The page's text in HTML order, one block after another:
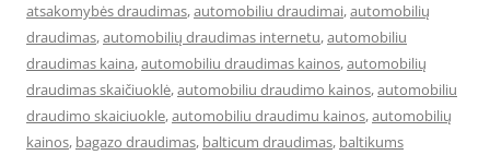
atsakomybės draudimas,automobiliu draudimai,automobilių
draudimas,automobilių draudimas internetu,automobiliu
draudimas kaina,automobiliu draudimas kainos,automobilių
draudimas skaičiuoklė,automobiliu draudimo kainos,automobiliu
draudimo skaiciuokle,automobiliu draudimu kainos,automobilių
kainos, bagazo draudimas, balticum draudimas, baltikums